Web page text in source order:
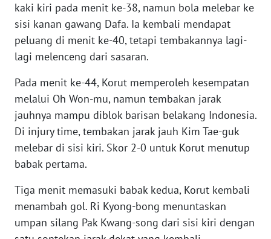
kaki kiri pada menit ke-38, namun bola melebar ke
sisi kanan gawang Dafa. Ia kembali mendapat
peluang di menit ke-40, tetapi tembakannya lagi-
lagi melenceng dari sasaran.
Pada menit ke-44, Korut memperoleh kesempatan
melalui Oh Won-mu, namun tembakan jarak
jauhnya mampu diblok barisan belakang Indonesia.
Di injury time, tembakan jarak jauh Kim Tae-guk
melebar di sisi kiri. Skor 2-0 untuk Korut menutup
babak pertama.
Tiga menit memasuki babak kedua, Korut kembali
menambah gol. Ri Kyong-bong menuntaskan
umpan silang Pak Kwang-song dari sisi kiri dengan
WN
NTT
KEPRI
WN
PAPUA
PAPUA
RIAU